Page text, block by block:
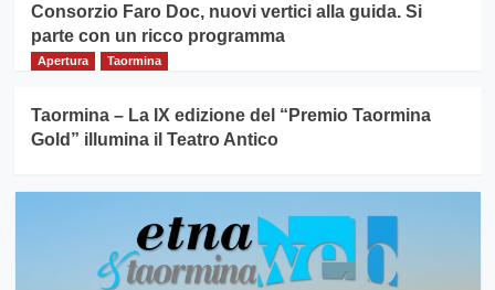
Consorzio Faro Doc, nuovi vertici alla guida. Si
parte con un ricco programma
Apertura Taormina
Taormina – La IX edizione del “Premio Taormina
Gold” illumina il Teatro Antico